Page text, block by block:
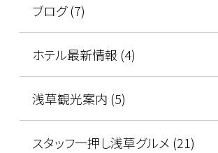
ブログ (7)
ホテル最新情報 (4)
浅草観光案内 (5)
スタッフ一押し浅草グルメ (21)